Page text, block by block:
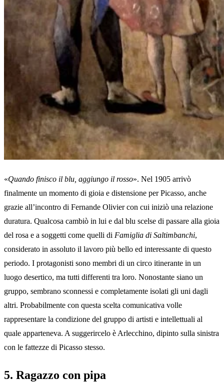
«Quando finisco il blu, aggiungo il rosso». Nel 1905 arrivò
finalmente un momento di gioia e distensione per Picasso, anche
grazie all’incontro di Fernande Olivier con cui iniziò una relazione
duratura. Qualcosa cambiò in lui e dal blu scelse di passare alla gioia
del rosa e a soggetti come quelli di Famiglia di Saltimbanchi,
considerato in assoluto il lavoro più bello ed interessante di questo
periodo. I protagonisti sono membri di un circo itinerante in un
luogo desertico, ma tutti differenti tra loro. Nonostante siano un
gruppo, sembrano sconnessi e completamente isolati gli uni dagli
altri. Probabilmente con questa scelta comunicativa volle
rappresentare la condizione del gruppo di artisti e intellettuali al
quale apparteneva. A suggerircelo è Arlecchino, dipinto sulla sinistra
con le fattezze di Picasso stesso.
5. Ragazzo con pipa